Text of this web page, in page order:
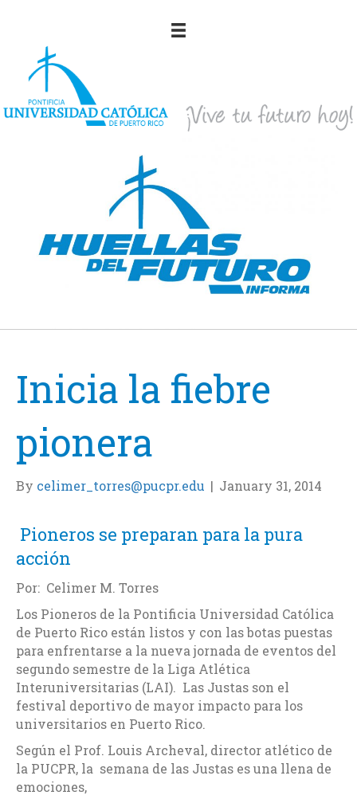
Inicia la fiebre
pionera
By celimer_torres@pucpr.edu | January 31, 2014
Pioneros se preparan para la pura
acción
Por: Celimer M. Torres
Los Pioneros de la Pontificia Universidad Católica
de Puerto Rico están listos y con las botas puestas
para enfrentarse a la nueva jornada de eventos del
segundo semestre de la Liga Atlética
Interuniversitarias (LAI). Las Justas son el
festival deportivo de mayor impacto para los
universitarios en Puerto Rico.
Según el Prof. Louis Archeval, director atlético de
la PUCPR, la semana de las Justas es una llena de
emociones,